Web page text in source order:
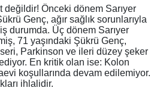
Önceki dönem Sarıyer
Genç, ağır sağlık sorunlarıyla
durumda. Üç dönem Sarıyer
71 yaşındaki Şükrü Genç,
Parkinson ve ileri düzey şeker
En kritik olan ise: Kolon
koşullarında devam edilemiyor.
ihlalidir.